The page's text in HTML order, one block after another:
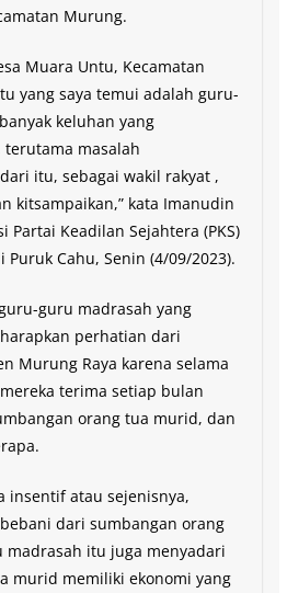
Murung.
Muara Untu, Kecamatan
yang saya temui adalah guru-
keluhan yang
masalah
itu, sebagai wakil rakyat ,
kitsampaikan,” kata Imanudin
Partai Keadilan Sejahtera (PKS)
Puruk Cahu, Senin (4/09/2023).
guru madrasah yang
perhatian dari
Murung Raya karena selama
terima setiap bulan
orang tua murid, dan
insentif atau sejenisnya,
dari sumbangan orang
itu juga menyadari
murid memiliki ekonomi yang